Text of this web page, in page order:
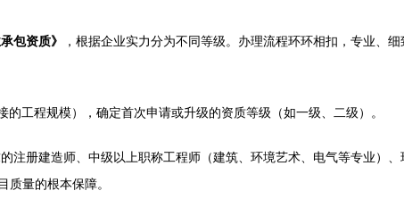
包资质》 ，根据企业实力分为不同等级。办理流程环环相扣，专业、细
的工程规模），确定首次申请或升级的资质等级（如一级、二级）。
注册建造师、中级以上职称工程师（建筑、环境艺术、电气等专业）
质量的根本保障。